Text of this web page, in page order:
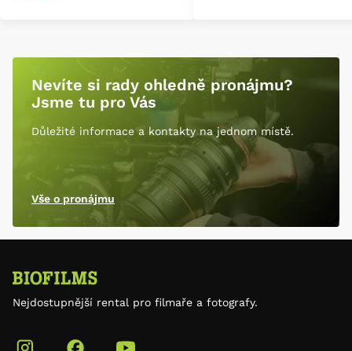
Nevíte si rady ohledně pronájmu?
Jsme tu pro Vás
Důležité informace a kontakty na jednom místě.
Vše o pronájmu
Nejdostupnější rental pro filmaře a fotografy.